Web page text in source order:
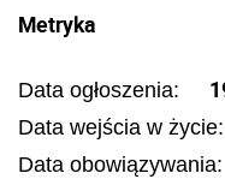
Metryka
Data ogłoszenia:
Data wejścia w życie:
Data obowiązywania: